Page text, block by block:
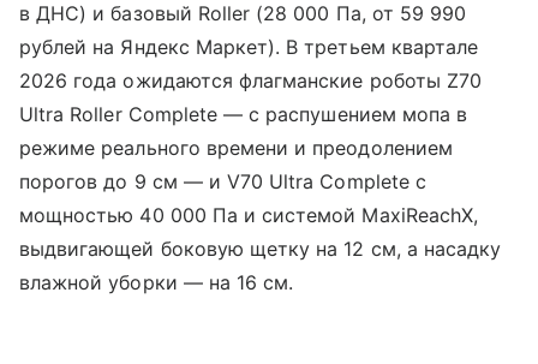
в ДНС) и базовый Roller (28 000 Па, от 59 990
рублей на Яндекс Маркет). В третьем квартале
2026 года ожидаются флагманские роботы Z70
Ultra Roller Complete — с распушением мопа в
режиме реального времени и преодолением
порогов до 9 см — и V70 Ultra Complete с
мощностью 40 000 Па и системой MaxiReachX,
выдвигающей боковую щетку на 12 см, а насадку
влажной уборки — на 16 см.